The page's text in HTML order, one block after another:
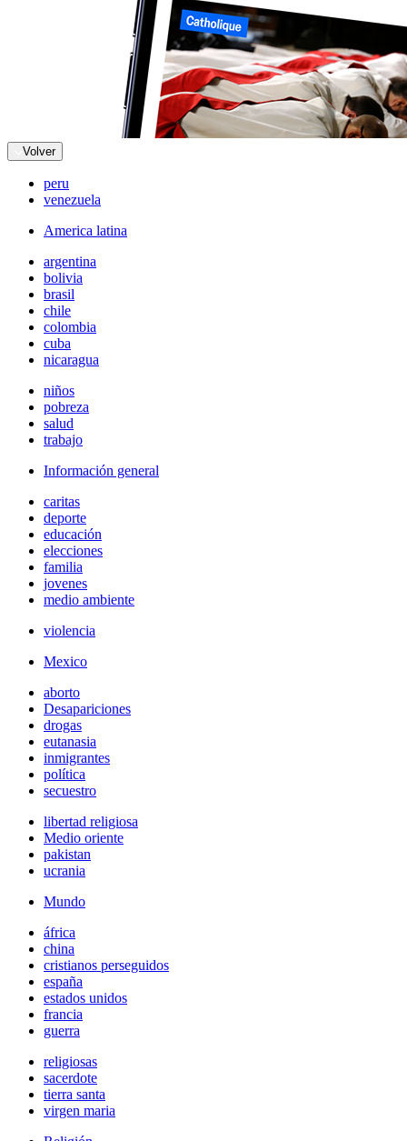
Volver
peru
venezuela
America latina
argentina
bolivia
brasil
chile
colombia
cuba
nicaragua
niños
pobreza
salud
trabajo
Información general
caritas
deporte
educación
elecciones
familia
jovenes
medio ambiente
violencia
Mexico
aborto
Desapariciones
drogas
eutanasia
inmigrantes
política
secuestro
libertad religiosa
Medio oriente
pakistan
ucrania
Mundo
áfrica
china
cristianos perseguidos
españa
estados unidos
francia
guerra
religiosas
sacerdote
tierra santa
virgen maria